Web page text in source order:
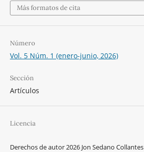
Más formatos de cita
Número
Vol. 5 Núm. 1 (enero-junio, 2026)
Sección
Artículos
Licencia
Derechos de autor 2026 Jon Sedano Collantes